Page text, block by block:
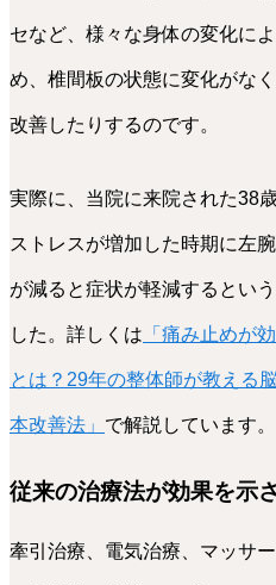
セなど、様々な身体の変化に
め、椎間板の状態に変化がな
改善したりするのです。
実際に、当院に来院された38
ストレスが増加した時期に左
が減ると症状が軽減するとい
した。詳しくは 「痛み止めが
とは？29年の整体師が教える
本改善法」 で解説しています。
従来の治療法が効果を示
牽引治療、電気治療、マッサ